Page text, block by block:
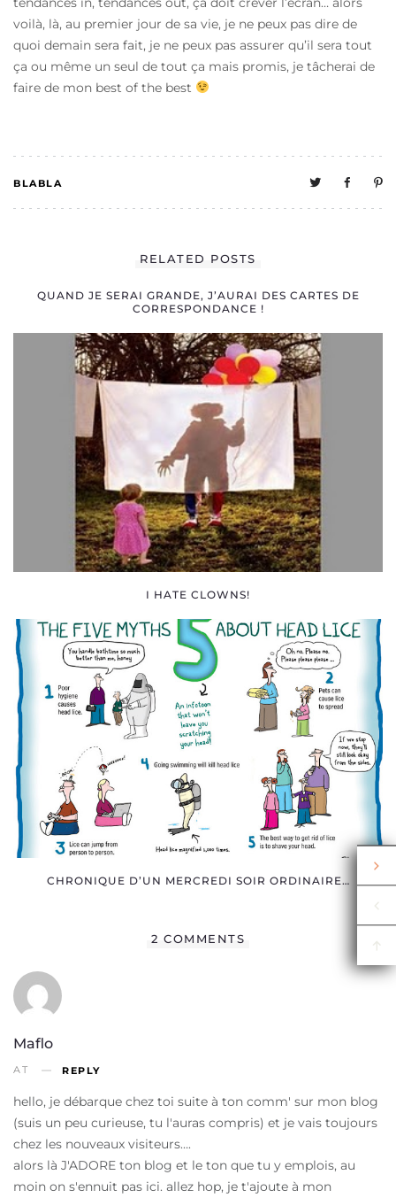
voilà, là, au premier jour de sa vie, je ne peux pas dire de
quoi demain sera fait, je ne peux pas assurer qu’il sera tout
ça ou même un seul de tout ça mais promis, je tâcherai de
faire de mon best of the best
BLABLA
RELATED POSTS
QUAND JE SERAI GRANDE, J’AURAI DES CARTES DE
CORRESPONDANCE !
I HATE CLOWNS!
CHRONIQUE D’UN MERCREDI SOIR ORDINAIRE…
2 COMMENTS
Maflo
AT REPLY
hello, je débarque chez toi suite à ton comm' sur mon blog
(suis un peu curieuse, tu l'auras compris) et je vais toujours
chez les nouveaux visiteurs….
alors là J'ADORE ton blog et le ton que tu y emplois, au
moin on s'ennuit pas ici. allez hop, je t'ajoute à mon